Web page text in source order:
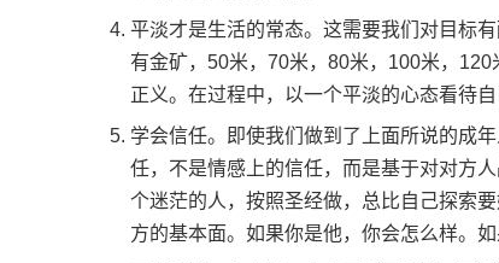
平淡才是生活的常态。这需要我们对目标
有金矿，50米，70米，80米，100米，
正义。在过程中，以一个平淡的心态看待
学会信任。即使我们做到了上面所说的成
任，不是情感上的信任，而是基于对对方
个迷茫的人，按照圣经做，总比自己探索
方的基本面。如果你是他，你会怎么样。